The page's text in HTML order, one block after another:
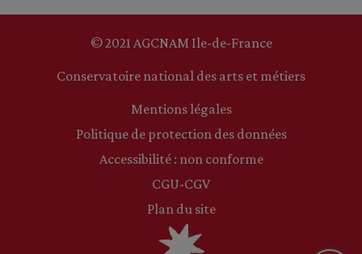
© 2021 AGCNAM Ile-de-France
Conservatoire national des arts et métiers
Mentions légales
Politique de protection des données
Accessibilité : non conforme
CGU-CGV
Plan du site